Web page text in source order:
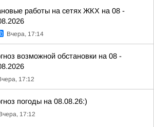
работы на сетях ЖКХ на 08 -
Вчера, 17:14
возможной обстановки на 08 -
17:12
погоды на 08.08.26:)
17:12